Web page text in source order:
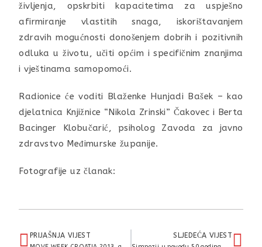
življenja, opskrbiti kapacitetima za uspješno
afirmiranje vlastitih snaga, iskorištavanjem
zdravih mogućnosti donošenjem dobrih i pozitivnih
odluka u životu, učiti općim i specifičnim znanjima
i vještinama samopomoći.
Radionice će voditi Blaženke Hunjadi Bašek – kao
djelatnica Knjižnice “Nikola Zrinski” Čakovec i Berta
Bacinger Klobučarić, psiholog Zavoda za javno
zdravstvo Međimurske županije.
Fotografije uz članak:
PRIJAŠNJA VIJEST SLJEDEĆA VIJEST